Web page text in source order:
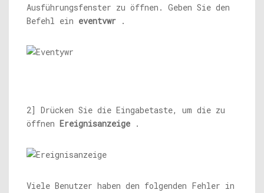
Ausführungsfenster zu öffnen. Geben Sie den
Befehl ein eventvwr .
2] Drücken Sie die Eingabetaste, um die zu
öffnen Ereignisanzeige .
Viele Benutzer haben den folgenden Fehler in